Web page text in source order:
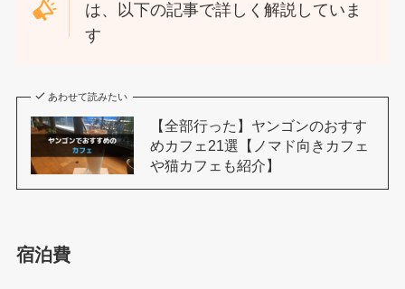
は、以下の記事で詳しく解説していま
す
あわせて読みたい
【全部行った】ヤンゴンのおすす
めカフェ21選【ノマド向きカフェ
や猫カフェも紹介】
宿泊費